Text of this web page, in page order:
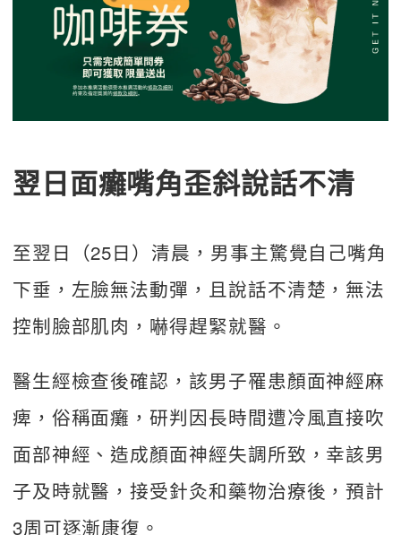
翌日面癱嘴角歪斜說話不清
至翌日（25日）清晨，男事主驚覺自己嘴角
下垂，左臉無法動彈，且說話不清楚，無法
控制臉部肌肉，嚇得趕緊就醫。
醫生經檢查後確認，該男子罹患顏面神經麻
痺，俗稱面癱，研判因長時間遭冷風直接吹
面部神經、造成顏面神經失調所致，幸該男
子及時就醫，接受針灸和藥物治療後，預計
3周可逐漸康復。